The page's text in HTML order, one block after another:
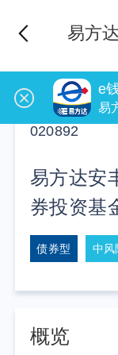
易方
020892
易方达安
券投资基
债券型 中风
概览
e
易